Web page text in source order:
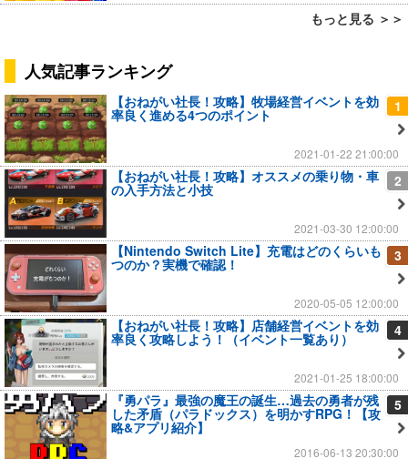
もっと見る ＞＞
人気記事ランキング
1
【おねがい社長！攻略】牧場経営イベントを効
率良く進める4つのポイント
2021-01-22 21:00:00
2
【おねがい社長！攻略】オススメの乗り物・車
の入手方法と小技
2021-03-30 12:00:00
3
【Nintendo Switch Lite】充電はどのくらいも
つのか？実機で確認！
2020-05-05 12:00:00
4
【おねがい社長！攻略】店舗経営イベントを効
率良く攻略しよう！（イベント一覧あり）
2021-01-25 18:00:00
5
『勇パラ』最強の魔王の誕生…過去の勇者が残
した矛盾（パラドックス）を明かすRPG！【攻
略&アプリ紹介】
2016-06-13 20:30:00